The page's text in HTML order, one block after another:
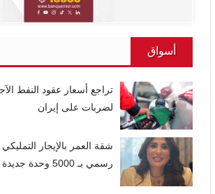
أسواق
تراجع أسعار عقود النفط
لضربات على إيران
شقة العمر بالإيجار
رسمي بـ 5000 وحدة جديدة في 25 محافظة